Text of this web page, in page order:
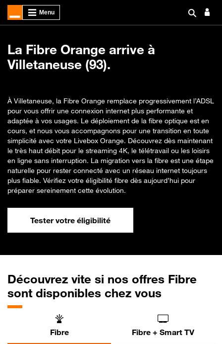
La Fibre Orange arrive à
Villetaneuse (93).
À Villetaneuse, la Fibre Orange remplace progressivement l’ADSL
pour vous offrir une connexion internet plus performante et
adaptée à vos usages. Le déploiement de la fibre optique est en
cours, et nous vous accompagnons pour une transition en toute
simplicité avec votre Livebox Orange. Découvrez dès maintenant
le très haut débit pour le streaming 4K, le télétravail ou les loisirs
en ligne sans interruption. La migration vers la fibre est une étape
naturelle pour rester connecté avec un réseau internet toujours
plus fiable. Vérifiez votre éligibilité fibre dès aujourd’hui pour
préparer sereinement cette évolution.
Tester votre éligibilité
Découvrez vite si nos offres Fibre
sont disponibles chez vous
Fibre Fibre + Smart TV